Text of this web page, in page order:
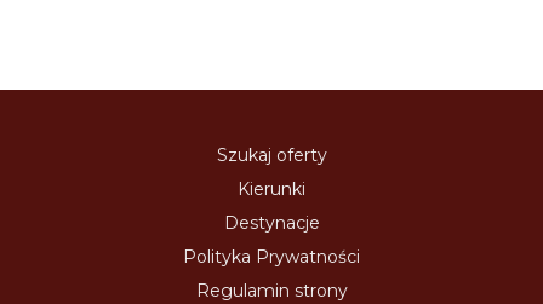
Szukaj oferty
Kierunki
Destynacje
Polityka Prywatności
Regulamin strony